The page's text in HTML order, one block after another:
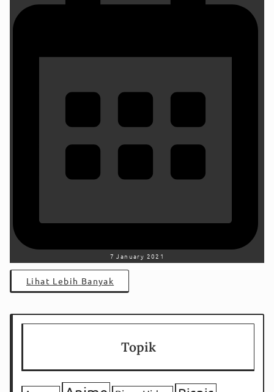
7 January 2021
Lihat Lebih Banyak
Topik